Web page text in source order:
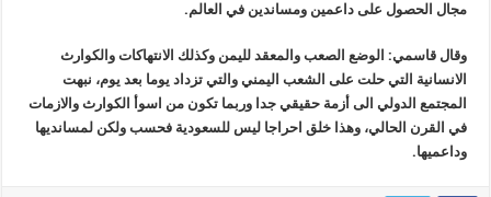
مجال الحصول على داعمين ومساندين في العالم.
وقال قاسمي: الوضع الصعب والمعقد لليمن وكذلك الانتهاكات والكوارث
الانسانية التي حلت على الشعب اليمني والتي تزداد يوما بعد يوم، نبهت
المجتمع الدولي الى أزمة حقيقي جدا وربما تكون من اسوأ الكوارث والازمات
في القرن الحالي، وهذا خلق احراجا ليس للسعودية فحسب ولكن لمسانديها
وداعميها.